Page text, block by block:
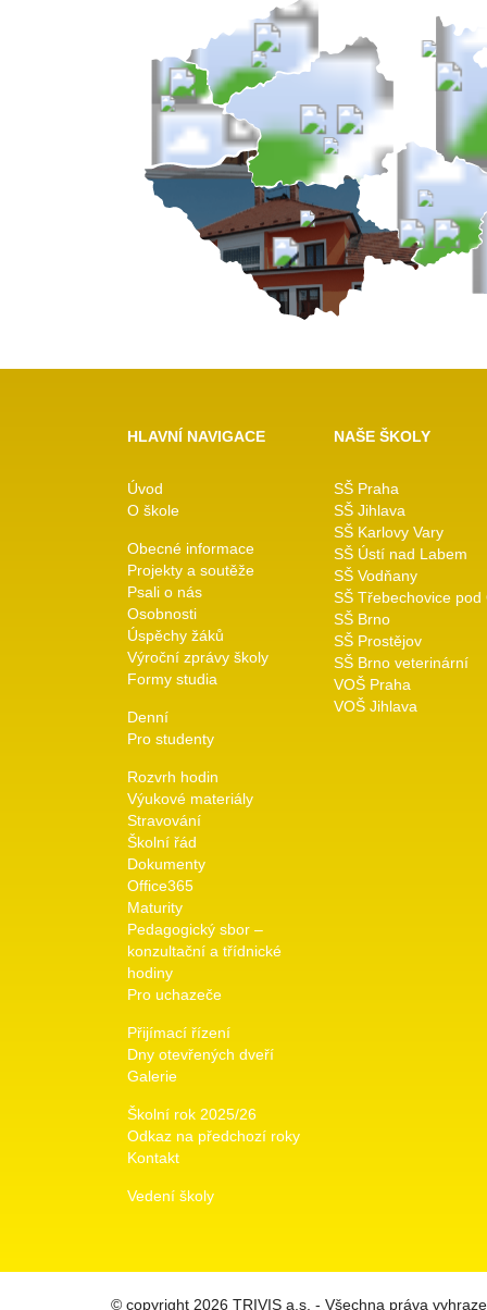
HLAVNÍ NAVIGACE
Úvod
O škole
Obecné informace
Projekty a soutěže
Psali o nás
Osobnosti
Úspěchy žáků
Výroční zprávy školy
Formy studia
Denní
Pro studenty
Rozvrh hodin
Výukové materiály
Stravování
Školní řád
Dokumenty
Office365
Maturity
Pedagogický sbor –
konzultační a třídnické
hodiny
Pro uchazeče
Přijímací řízení
Dny otevřených dveří
Galerie
Školní rok 2025/26
Odkaz na předchozí roky
Kontakt
Vedení školy
NAŠE ŠKOLY
SŠ Praha
SŠ Jihlava
SŠ Karlovy Vary
SŠ Ústí nad Labem
SŠ Vodňany
SŠ Třebechovice pod
SŠ Brno
SŠ Prostějov
SŠ Brno veterinární
VOŠ Praha
VOŠ Jihlava
© copyright 2026 TRIVIS a.s. - Všechna práva